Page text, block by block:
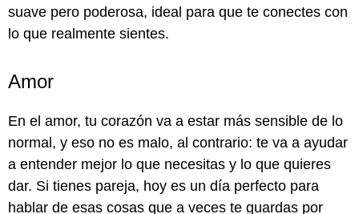
suave pero poderosa, ideal para que te conectes con
lo que realmente sientes.
Amor
En el amor, tu corazón va a estar más sensible de lo
normal, y eso no es malo, al contrario: te va a ayudar
a entender mejor lo que necesitas y lo que quieres
dar. Si tienes pareja, hoy es un día perfecto para
hablar de esas cosas que a veces te guardas por